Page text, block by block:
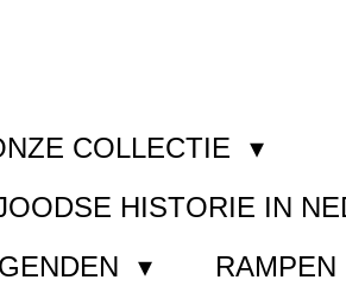
COLLECTIE
HISTORIE IN